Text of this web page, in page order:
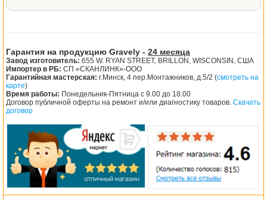
Гарантия на продукцию Gravely - 24 месяца
Завод изготовитель: 655 W. RYAN STREET, BRILLON, WISCONSIN, США
Импортер в РБ: СП «СКАНЛИНК»-ООО
Гарантийная мастерская: г.Минск, 4 пер.Монтажников, д.5/2 (смотреть на
карте)
Время работы: Понедельник-Пятница с 9.00 до 18.00
Договор публичной оферты на ремонт и/или диагностику товаров. Скачать
договор